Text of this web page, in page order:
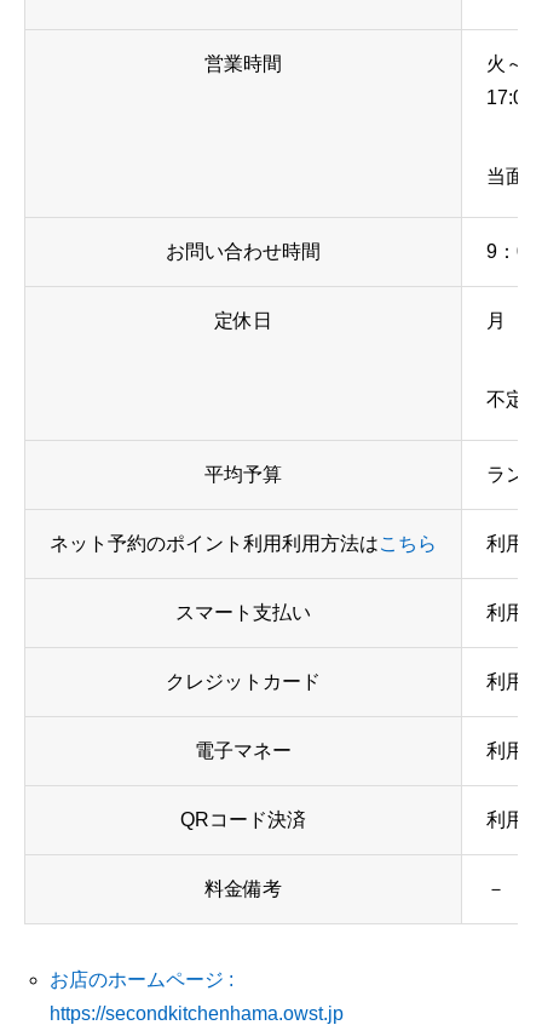
営業時間
火～
17:00
当面
お問い合わせ時間 9：
定休日 月
不定
平均予算 ラン
ネット予約のポイント利用利用方法はこちら 利用
スマート支払い 利用
クレジットカード 利用
電子マネー 利用
QRコード決済 利用
料金備考 －
お店のホームページ :
https://secondkitchenhama.owst.jp